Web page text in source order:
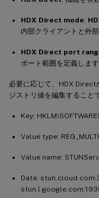
HDX Direct mode:
内部クライアントと外
HDX Direct port
ポート範囲を定義します
必要に応じて、HDX Direct
ジストリ値を編集すること
Key:
Value type:
Value name:
Data: